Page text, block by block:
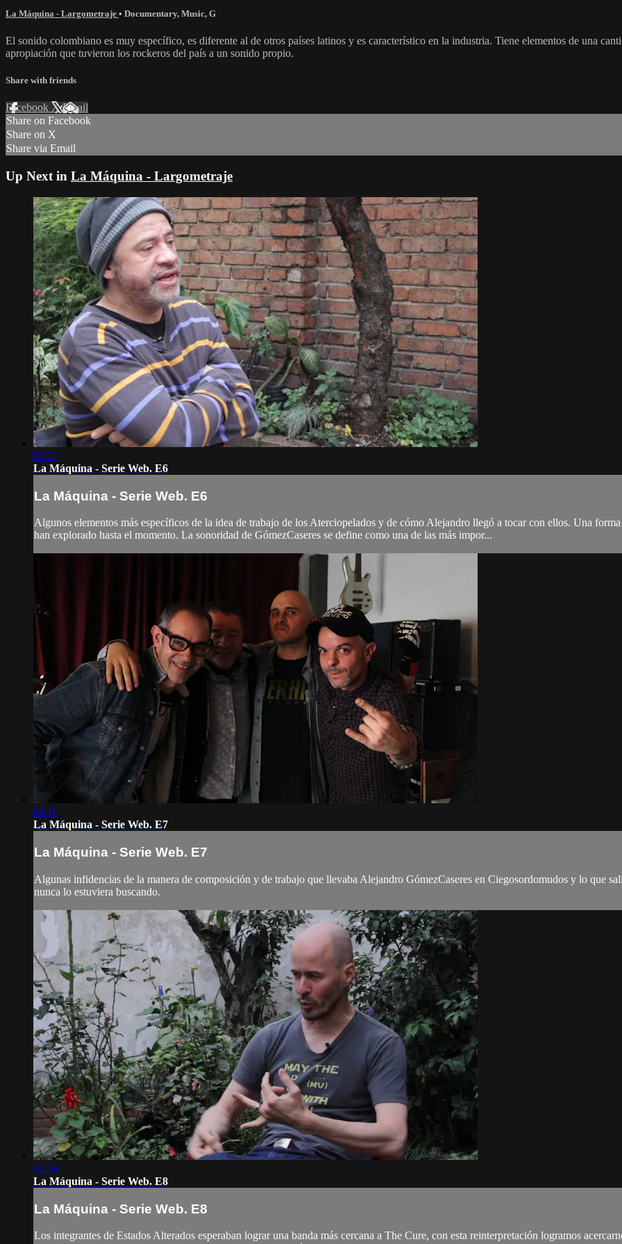
La Máquina - Largometraje • Documentary, Music, G
El sonido colombiano es muy específico, es diferente al de otros países latinos y es característico en la industria. Tiene elementos de una
apropiación que tuvieron los rockeros del país a un sonido propio.
Share with friends
Facebook XEmail
Share on Facebook
Share on X
Share via Email
Up Next in La Máquina - Largometraje
02:31
La Máquina - Serie Web. E6
La Máquina - Serie Web. E6
Algunos elementos más específicos de la idea de trabajo de los Aterciopelados y de cómo Alejandro llegó a tocar con ellos. Una
han explorado hasta el momento. La sonoridad de GómezCaseres se define como una de las más impor...
04:11
La Máquina - Serie Web. E7
La Máquina - Serie Web. E7
Algunas infidencias de la manera de composición y de trabajo que llevaba Alejandro GómezCaseres en Ciegosordomudos y lo que
nunca lo estuviera buscando.
02:34
La Máquina - Serie Web. E8
La Máquina - Serie Web. E8
Los integrantes de Estados Alterados esperaban lograr una banda más cercana a The Cure, con esta reinterpretación logramos